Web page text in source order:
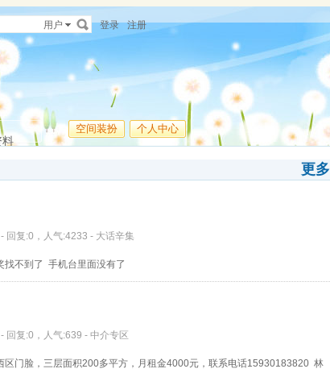
用户 登录 注册
空间装扮 个人中心
料
更多
回复:0，人气:4233 - 大话辛集
找不到了 手机台里面没有了
回复:0，人气:639 - 中介专区
区门脸，三层面积200多平方，月租金4000元，联系电话15930183820 林